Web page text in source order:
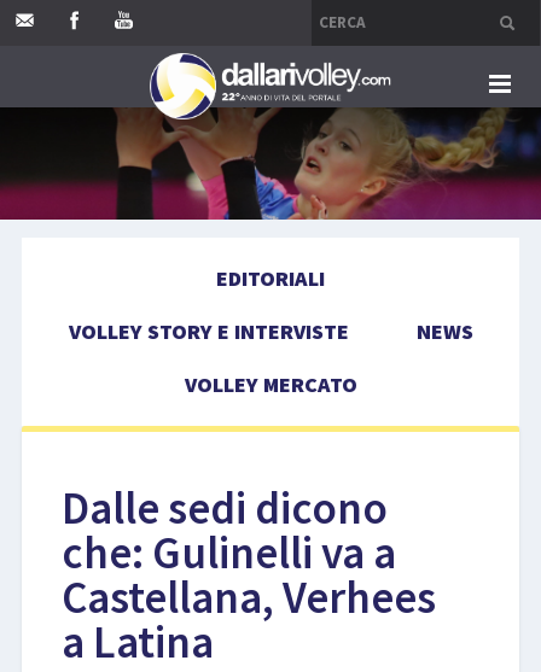
HOME
EVENTI
LIBRI
EDITORIALI
VOLLEY STORY E INTERVISTE
NEWS
VOLLEY MERCATO
Dalle sedi dicono
che: Gulinelli va a
Castellana, Verhees
a Latina